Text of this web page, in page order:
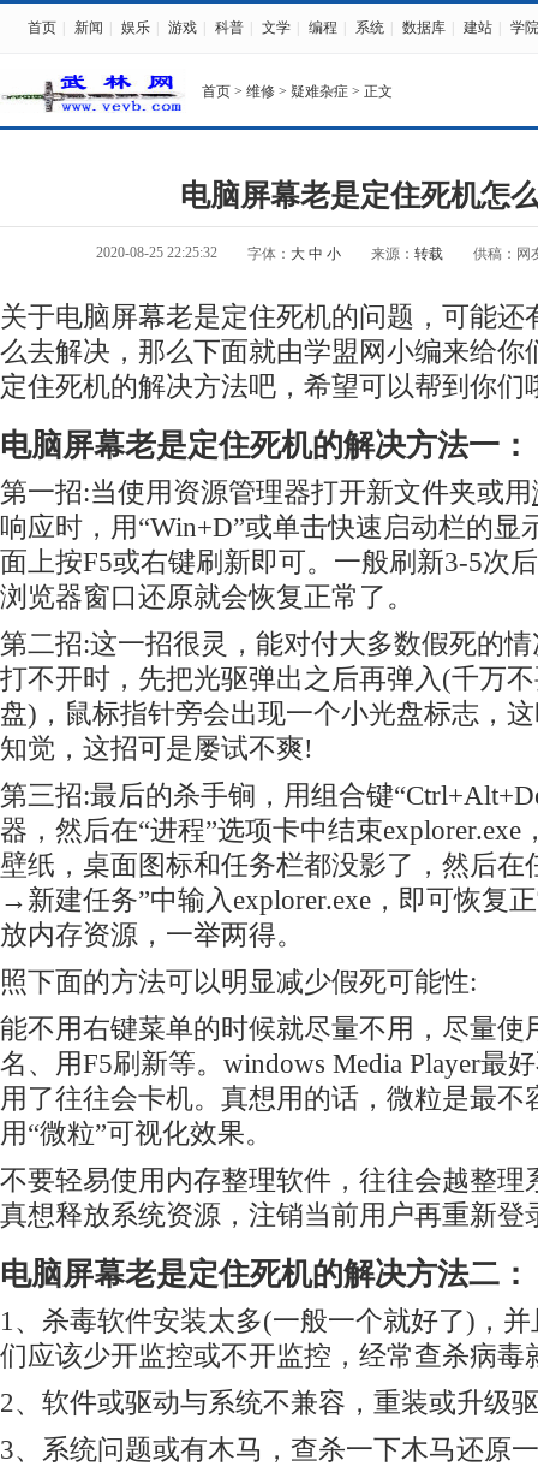
首页 新闻 娱乐 游戏 科普 文学 编程 系统 数据库 建站 学院
首页 > 维修 > 疑难杂症 > 正文
电脑屏幕老是定住死机怎
2020-08-25 22:25:32 字体： 大 中 小 来源： 转载 供稿：网
关于电脑屏幕老是定住死机的问题，可能还
么去解决，那么下面就由学盟网小编来给你
定住死机的解决方法吧，希望可以帮到你们
电脑屏幕老是定住死机的解决方法一：
第一招:当使用资源管理器打开新文件夹或用
响应时，用“Win+D”或单击快速启动栏的显
面上按F5或右键刷新即可。一般刷新3-5次
浏览器窗口还原就会恢复正常了。
第二招:这一招很灵，能对付大多数假死的
打不开时，先把光驱弹出之后再弹入(千万
盘)，鼠标指针旁会出现一个小光盘标志，
知觉，这招可是屡试不爽!
第三招:最后的杀手锏，用组合键
器，然后在“进程”选项卡中结束
壁纸，桌面图标和任务栏都没影了，然后在
→新建任务”中输入explorer.exe，即可恢复
放内存资源，一举两得。
照下面的方法可以明显减少假死可能性:
能不用右键菜单的时候就尽量不用，尽量使
名、用F5刷新等。windows Media Player最
用了往往会卡机。真想用的话，微粒是最不
用“微粒”可视化效果。
不要轻易使用内存整理软件，往往会越整理
真想释放系统资源，注销当前用户再重新登
电脑屏幕老是定住死机的解决方法二：
1、杀毒软件安装太多(一般一个就好了)，
们应该少开监控或不开监控，经常查杀病毒
2、软件或驱动与系统不兼容，重装或升级
3、系统问题或有木马，查杀一下木马还原